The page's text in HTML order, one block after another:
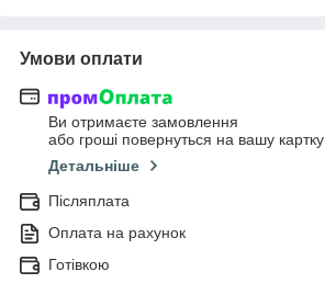
Умови оплати
Ви отримаєте замовлення
або гроші повернуться на вашу картку
Детальніше
Післяплата
Оплата на рахунок
Готівкою